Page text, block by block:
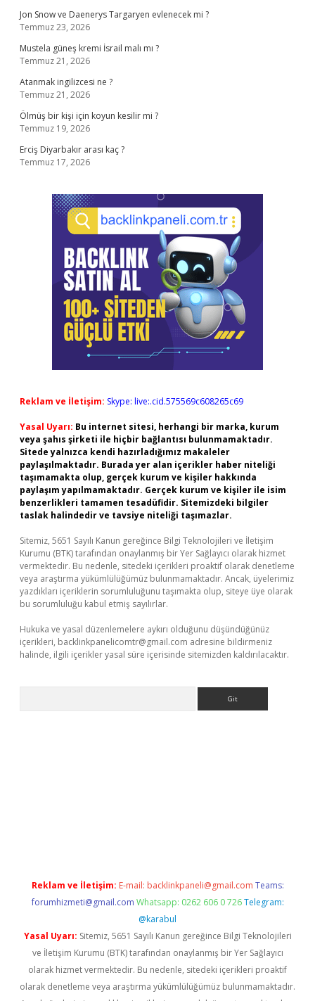
Jon Snow ve Daenerys Targaryen evlenecek mi ?
Temmuz 23, 2026
Mustela güneş kremi İsrail malı mı ?
Temmuz 21, 2026
Atanmak ingilizcesi ne ?
Temmuz 21, 2026
Ölmüş bir kişi için koyun kesilir mi ?
Temmuz 19, 2026
Erciş Diyarbakır arası kaç ?
Temmuz 17, 2026
Reklam ve İletişim: Skype: live:.cid.575569c608265c69
Yasal Uyarı: Bu internet sitesi, herhangi bir marka, kurum
veya şahıs şirketi ile hiçbir bağlantısı bulunmamaktadır.
Sitede yalnızca kendi hazırladığımız makaleler
paylaşılmaktadır. Burada yer alan içerikler haber niteliği
taşımamakta olup, gerçek kurum ve kişiler hakkında
paylaşım yapılmamaktadır. Gerçek kurum ve kişiler ile isim
benzerlikleri tamamen tesadüfidir. Sitemizdeki bilgiler
taslak halindedir ve tavsiye niteliği taşımazlar.
Sitemiz, 5651 Sayılı Kanun gereğince Bilgi Teknolojileri ve İletişim
Kurumu (BTK) tarafından onaylanmış bir Yer Sağlayıcı olarak hizmet
vermektedir. Bu nedenle, sitedeki içerikleri proaktif olarak denetleme
veya araştırma yükümlülüğümüz bulunmamaktadır. Ancak, üyelerimiz
yazdıkları içeriklerin sorumluluğunu taşımakta olup, siteye üye olarak
bu sorumluluğu kabul etmiş sayılırlar.
Hukuka ve yasal düzenlemelere aykırı olduğunu düşündüğünüz
içerikleri, backlinkpanelicomtr@gmail.com adresine bildirmeniz
halinde, ilgili içerikler yasal süre içerisinde sitemizden kaldırılacaktır.
Reklam ve İletişim: E-mail: backlinkpaneli@gmail.com Teams:
forumhizmeti@gmail.com Whatsapp: 0262 606 0 726 Telegram:
@karabul
Yasal Uyarı: Sitemiz, 5651 Sayılı Kanun gereğince Bilgi Teknolojileri
ve İletişim Kurumu (BTK) tarafından onaylanmış bir Yer Sağlayıcı
olarak hizmet vermektedir. Bu nedenle, sitedeki içerikleri proaktif
olarak denetleme veya araştırma yükümlülüğümüz bulunmamaktadır.